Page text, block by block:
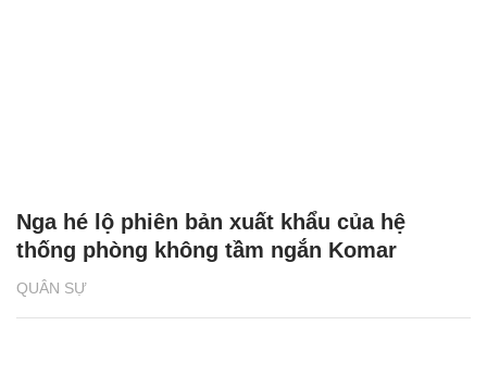
QUÂN SỰ
Nga hé lộ phiên bản xuất khẩu của hệ
thống phòng không tầm ngắn Komar